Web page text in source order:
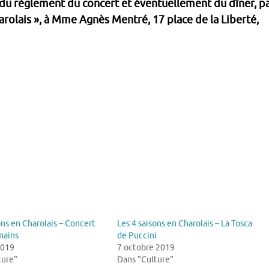
règlement du concert et éventuellement du dîner,
», à Mme Agnès Mentré, 17 place de la Liberté,
en Charolais – Concert
Les 4 saisons en Charolais – La Tosca
de Puccini
7 octobre 2019
Dans "Culture"